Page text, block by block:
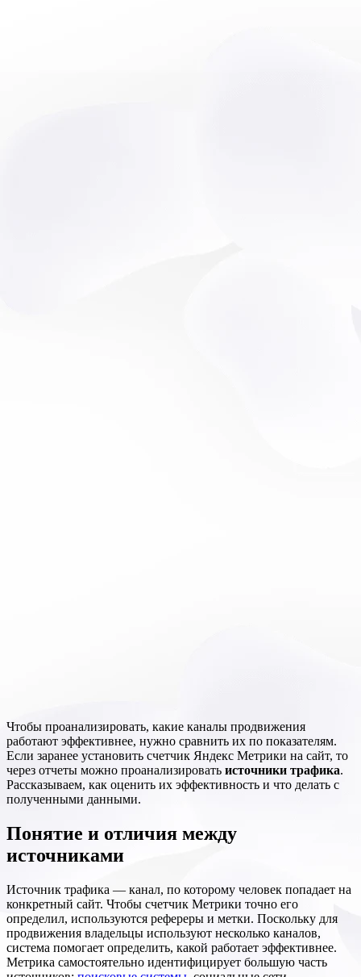
Чтобы проанализировать, какие каналы продвижения
работают эффективнее, нужно сравнить их по показателям.
Если заранее установить счетчик Яндекс Метрики на сайт, то
через отчеты можно проанализировать источники трафика.
Рассказываем, как оценить их эффективность и что делать с
полученными данными.
Понятие и отличия между
источниками
Источник трафика — канал, по которому человек попадает на
конкретный сайт. Чтобы счетчик Метрики точно его
определил, используются рефереры и метки. Поскольку для
продвижения владельцы используют несколько каналов,
система помогает определить, какой работает эффективнее.
Метрика самостоятельно идентифицирует большую часть